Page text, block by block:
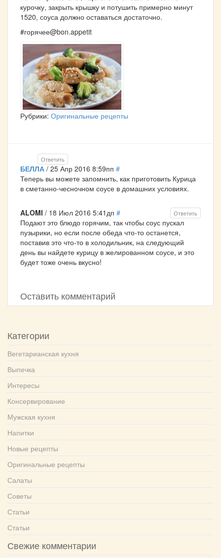
курочку, закрыть крышку и потушить примерно минут
1520, соуса должно оставаться достаточно.
#горячее@bon.appetit
Рубрики: Оригинальные рецепты
Ответить
БЕЛЛА / 25 Апр 2016 8:59пп #
Теперь вы можете запомнить, как приготовить Курица
в сметанно-чесночном соусе в домашних условиях.
Ответить
ALOMI / 18 Июл 2016 5:41дп #
Подают это блюдо горячим, так чтобы соус пускал
пузырики, но если после обеда что-то останется,
поставив это что-то в холодильник, на следующий
день вы найдете курицу в желированном соусе, и это
будет тоже очень вкусно!
Оставить комментарий
Категории
Вегетарианская кухня
Выпечка
Интересы
Консервирование
Мужская кухня
Напитки
Новые рецепты
Оригинальные рецепты
Салаты
Советы
Статьи
Статьи
Свежие комментарии